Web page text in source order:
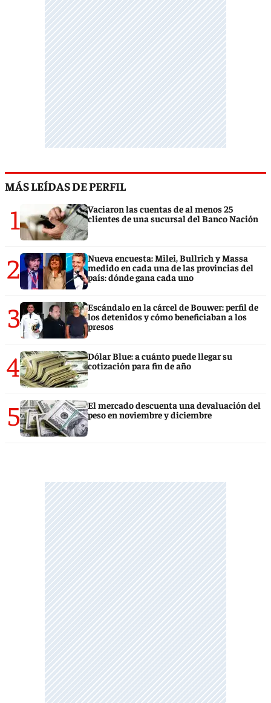
MÁS LEÍDAS DE PERFIL
1
Vaciaron las cuentas de al menos 25
clientes de una sucursal del Banco Nación
2
Nueva encuesta: Milei, Bullrich y Massa
medido en cada una de las provincias del
país: dónde gana cada uno
3
Escándalo en la cárcel de Bouwer: perfil de
los detenidos y cómo beneficiaban a los
presos
4
Dólar Blue: a cuánto puede llegar su
cotización para fin de año
5
El mercado descuenta una devaluación del
peso en noviembre y diciembre